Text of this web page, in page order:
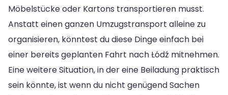
Möbelstücke oder Kartons transportieren musst.
Anstatt einen ganzen Umzugstransport alleine zu
organisieren, könntest du diese Dinge einfach bei
einer bereits geplanten Fahrt nach Łódź mitnehmen.
Eine weitere Situation, in der eine Beiladung praktisch
sein könnte, ist wenn du nicht genügend Sachen